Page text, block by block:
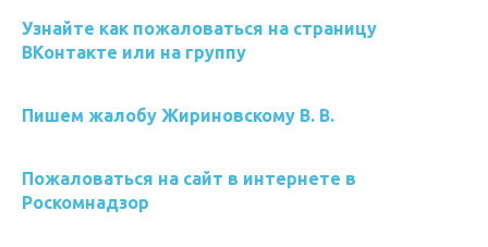
Узнайте как пожаловаться на страницу
ВКонтакте или на группу
Пишем жалобу Жириновскому В. В.
Пожаловаться на сайт в интернете в
Роскомнадзор